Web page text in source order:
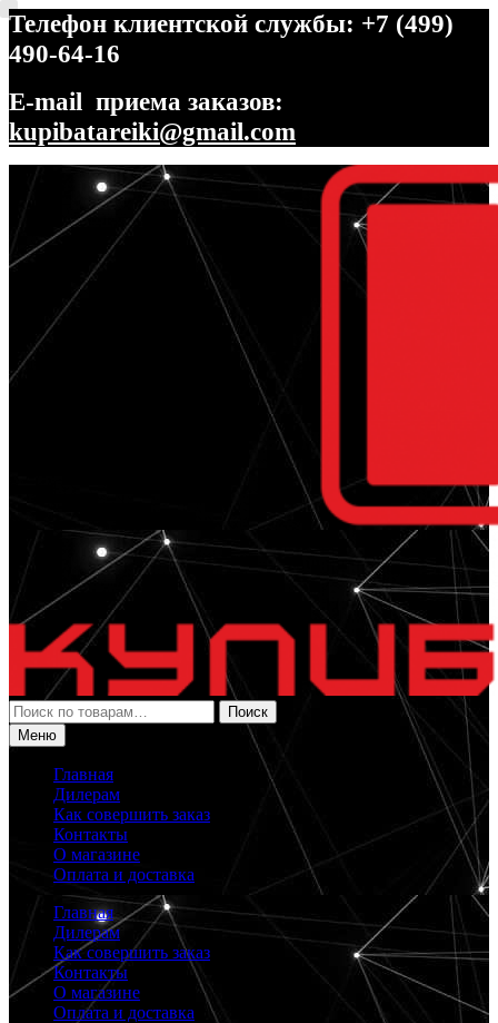
Телефон клиентской службы: +7 (499)
490-64-16
E-mail приема заказов:
kupibatareiki@gmail.com
Перейти
навигации
Перейти
содержимому
Искать:
Поиск
Меню
Главная
Дилерам
Как совершить заказ
Контакты
О магазине
Оплата и доставка
Главная
Дилерам
Как совершить заказ
Контакты
О магазине
Оплата и доставка